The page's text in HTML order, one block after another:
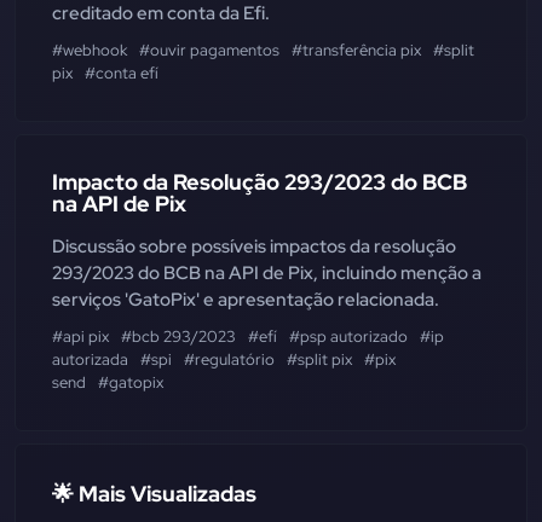
creditado em conta da Efi.
#webhook #ouvir pagamentos #transferência pix #split
pix #conta efí
Impacto da Resolução 293/2023 do BCB
na API de Pix
Discussão sobre possíveis impactos da resolução
293/2023 do BCB na API de Pix, incluindo menção a
serviços 'GatoPix' e apresentação relacionada.
#api pix #bcb 293/2023 #efí #psp autorizado
#ip
autorizada
#spi #regulatório #split pix #pix
send
#gatopix
🌟 Mais Visualizadas